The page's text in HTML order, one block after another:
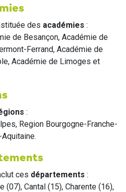
des académies :
de Besançon, Académie de
Ferrand, Académie de
Académie de Limoges et
:
Region Bourgogne-Franche-
ces départements :
(07), Cantal (15), Charente (16),